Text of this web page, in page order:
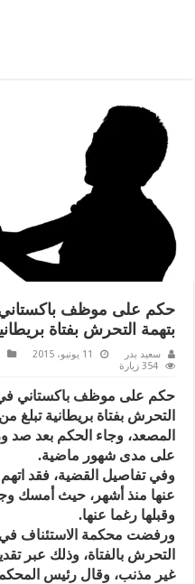
بتهمة التحرش بفتاة بريطانية
سعيد بدر 11 يونيو، 2015
354 زيارة
المصعد، وجاء الحكم بعد صد
على مدى شهور ماضية.
وفي تفاصيل القضية، فقد اتهم
عنها منذ أشهر، حيث أمسك وجه
وقبلها رغما عنها.
ورفضت محكمة الاستئناف في
التحرش بالفتاة، وذلك عبر
غير مذنب، وقال رئيس